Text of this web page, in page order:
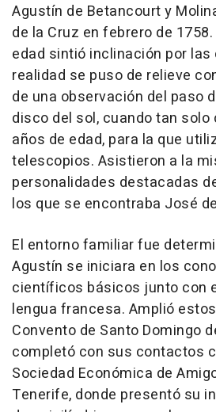
Agustín de Betancourt y
de la Cruz en febrero de
edad sintió inclinación por
realidad se puso de relieve
de una observación del paso
disco del sol, cuando tan solo
años de edad, para la que
telescopios. Asistieron a la
personalidades destacadas
los que se encontraba José
El entorno familiar fue
Agustín se iniciara en los
científicos básicos junto con
lengua francesa. Amplió
Convento de Santo Domingo
completó con sus contactos
Sociedad Económica de
Tenerife, donde presentó su